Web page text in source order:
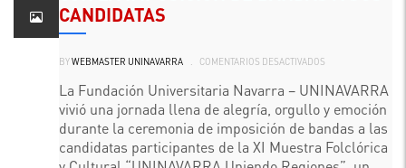
CANDIDATAS
BYWEBMASTER UNINAVARRA COMENTARIOS DESACTIVADOS
APERTURA
A
LA
XI
MUESTRA
Y
CULTURAL
La Fundación Universitaria Navarra – UNINAVARRA
vivió una jornada llena de alegría, orgullo y emoción
durante la ceremonia de imposición de bandas a las
candidatas participantes de la XI Muestra Folclórica